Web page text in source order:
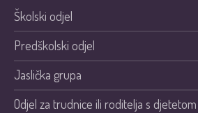
Školski odjel
Predškolski odjel
Jaslička grupa
Odjel za trudnice ili roditelja s djetetom